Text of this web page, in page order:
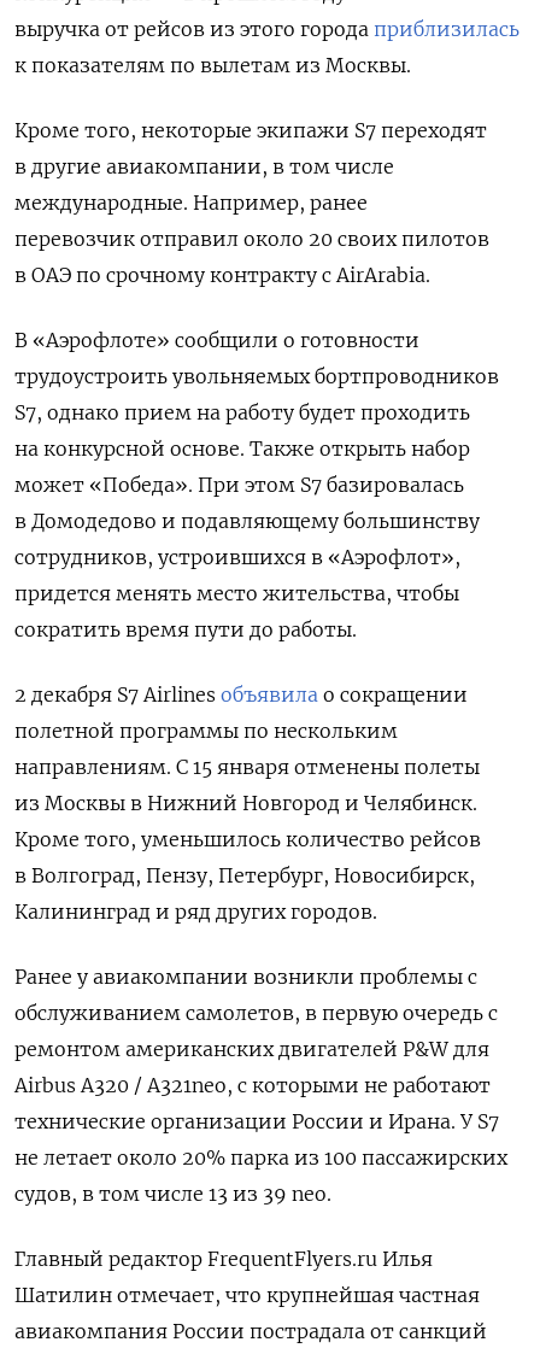
выручка от рейсов из этого города приблизилась
к показателям по вылетам из Москвы.
Кроме того, некоторые экипажи S7 переходят
в другие авиакомпании, в том числе
международные. Например, ранее
перевозчик отправил около 20 своих пилотов
в ОАЭ по срочному контракту с AirArabia.
В «Аэрофлоте» сообщили о готовности
трудоустроить увольняемых бортпроводников
S7, однако прием на работу будет проходить
на конкурсной основе. Также открыть набор
может «Победа». При этом S7 базировалась
в Домодедово и подавляющему большинству
сотрудников, устроившихся в «Аэрофлот»,
придется менять место жительства, чтобы
сократить время пути до работы.
2 декабря S7 Airlines объявила о сокращении
полетной программы по нескольким
направлениям. С 15 января отменены полеты
из Москвы в Нижний Новгород и Челябинск.
Кроме того, уменьшилось количество рейсов
в Волгоград, Пензу, Петербург, Новосибирск,
Калининград и ряд других городов.
Ранее у авиакомпании возникли проблемы с
обслуживанием самолетов, в первую очередь с
ремонтом американских двигателей P&W для
Airbus A320 / А321neo, с которыми не работают
технические организации России и Ирана. У S7
не летает около 20% парка из 100 пассажирских
судов, в том числе 13 из 39 neo.
Главный редактор FrequentFlyers.ru Илья
Шатилин отмечает, что крупнейшая частная
авиакомпания России пострадала от санкций